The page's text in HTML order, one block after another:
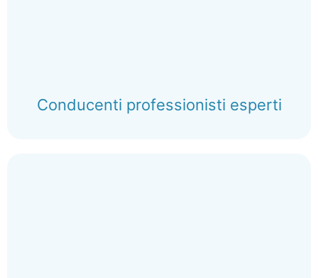
Conducenti professionisti esperti